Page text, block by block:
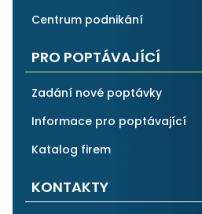
Centrum podnikání
PRO POPTÁVAJÍCÍ
Zadání nové poptávky
Informace pro poptávající
Katalog firem
KONTAKTY